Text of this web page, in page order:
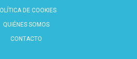
DE COOKIES
QUIÉNES SOMOS
CONTACTO